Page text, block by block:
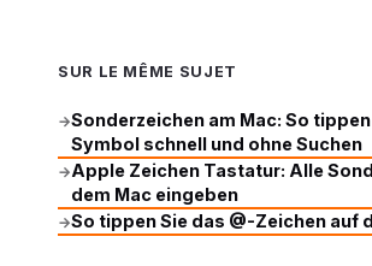
SUR LE MÊME SUJET
→Sonderzeichen am Mac: So
Symbol schnell und ohne Suchen
→Apple Zeichen Tastatur: Alle
dem Mac eingeben
→So tippen Sie das @-Zeichen auf